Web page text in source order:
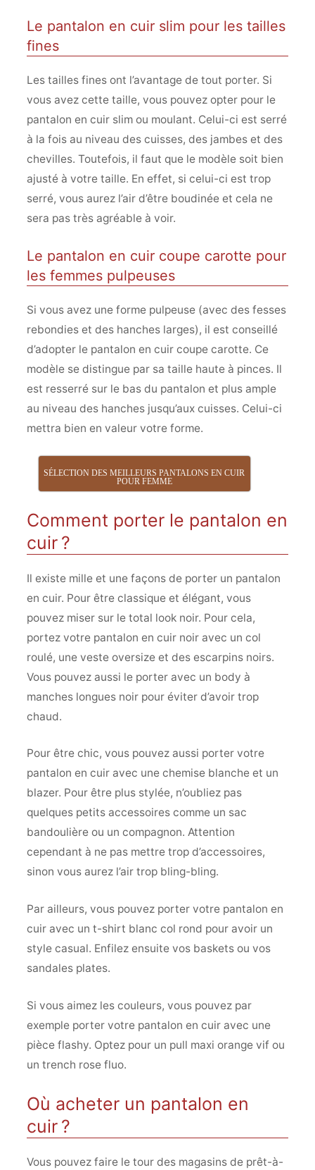
Le pantalon en cuir slim pour les tailles
fines
Les tailles fines ont l’avantage de tout porter. Si
vous avez cette taille, vous pouvez opter pour le
pantalon en cuir slim ou moulant. Celui-ci est serré
à la fois au niveau des cuisses, des jambes et des
chevilles. Toutefois, il faut que le modèle soit bien
ajusté à votre taille. En effet, si celui-ci est trop
serré, vous aurez l’air d’être boudinée et cela ne
sera pas très agréable à voir.
Le pantalon en cuir coupe carotte pour
les femmes pulpeuses
Si vous avez une forme pulpeuse (avec des fesses
rebondies et des hanches larges), il est conseillé
d’adopter le pantalon en cuir coupe carotte. Ce
modèle se distingue par sa taille haute à pinces. Il
est resserré sur le bas du pantalon et plus ample
au niveau des hanches jusqu’aux cuisses. Celui-ci
mettra bien en valeur votre forme.
SÉLECTION DES MEILLEURS PANTALONS EN CUIR
POUR FEMME
Comment porter le pantalon en
cuir ?
Il existe mille et une façons de porter un pantalon
en cuir. Pour être classique et élégant, vous
pouvez miser sur le total look noir. Pour cela,
portez votre pantalon en cuir noir avec un col
roulé, une veste oversize et des escarpins noirs.
Vous pouvez aussi le porter avec un body à
manches longues noir pour éviter d’avoir trop
chaud.
Pour être chic, vous pouvez aussi porter votre
pantalon en cuir avec une chemise blanche et un
blazer. Pour être plus stylée, n’oubliez pas
quelques petits accessoires comme un sac
bandoulière ou un compagnon. Attention
cependant à ne pas mettre trop d’accessoires,
sinon vous aurez l’air trop bling-bling.
Par ailleurs, vous pouvez porter votre pantalon en
cuir avec un t-shirt blanc col rond pour avoir un
style casual. Enfilez ensuite vos baskets ou vos
sandales plates.
Si vous aimez les couleurs, vous pouvez par
exemple porter votre pantalon en cuir avec une
pièce flashy. Optez pour un pull maxi orange vif ou
un trench rose fluo.
Où acheter un pantalon en
cuir ?
Vous pouvez faire le tour des magasins de prêt-à-